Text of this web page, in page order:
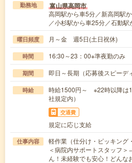
勤務地 富山県高岡市
高岡駅から車5分／新高岡駅
／小杉駅から車25分／石動
曜日頻度 月～金 週5日(土日祝休)
時間 16:30～23：00※準夜勤のみ
期間 即日～長期（応募後スピーデ
時給
時給1500円～ ※22時以降は
社規定内）
交通費
規定に応じ支給
仕事内容
軽作業（仕分け・ピッキング
＜病院内サポートスタッフ
ん！未経験でも安心！どん